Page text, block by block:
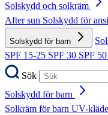
Solskydd och solkräm
After sun Solskydd för
Solskydd för barn
SPF 15-25 SPF 30 SPF 50
Sök
Solskydd för barn
Solkräm för barn UV-